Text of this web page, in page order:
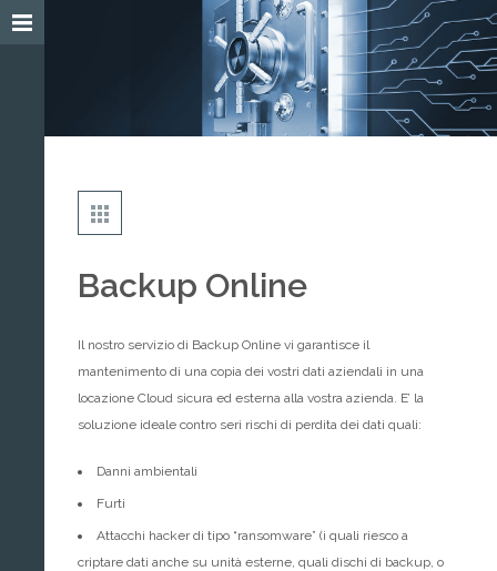
Backup Online
Il nostro servizio di Backup Online vi garantisce il
mantenimento di una copia dei vostri dati aziendali in una
locazione Cloud sicura ed esterna alla vostra azienda. E’ la
soluzione ideale contro seri rischi di perdita dei dati quali:
Danni ambientali
Furti
Attacchi hacker di tipo “ransomware” (i quali riesco a
criptare dati anche su unità esterne, quali dischi di backup, o